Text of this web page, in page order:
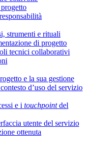
strumenti e rituali
di progetto
tecnici collaborativi
e la sua gestione
d’uso del servizio
e i touchpointdel
utente del servizio
ottenuta